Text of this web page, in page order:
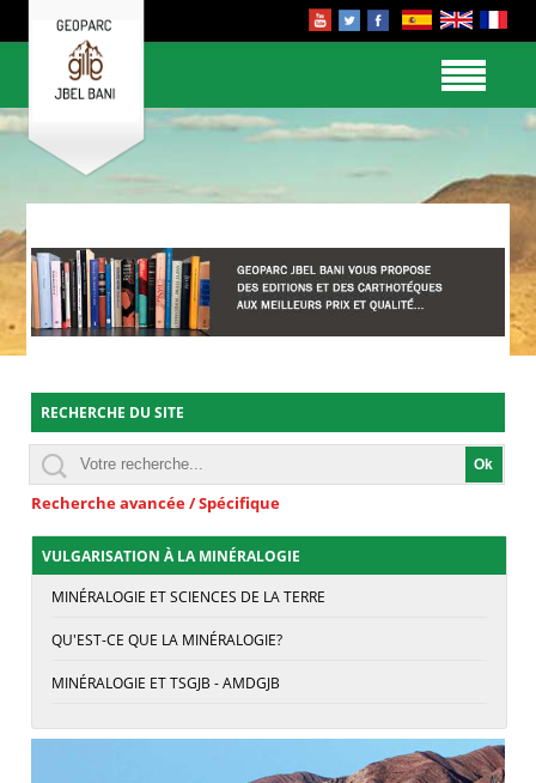
RECHERCHE DU SITE
Recherche avancée / Spécifique
VULGARISATION À LA MINÉRALOGIE
MINÉRALOGIE ET SCIENCES DE LA TERRE
QU'EST-CE QUE LA MINÉRALOGIE?
MINÉRALOGIE ET TSGJB - AMDGJB